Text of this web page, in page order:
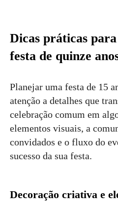
Dicas práticas
festa de quinze
Planejar uma festa de 15
atenção a detalhes que
celebração comum em
elementos visuais, a
convidados e o fluxo do
sucesso da sua festa.
Decoração criativa e